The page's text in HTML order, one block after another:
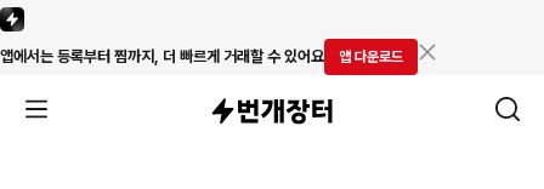
앱에서는 등록부터 찜까지, 더 빠르게 거래할 수 있어요 앱 다운로드